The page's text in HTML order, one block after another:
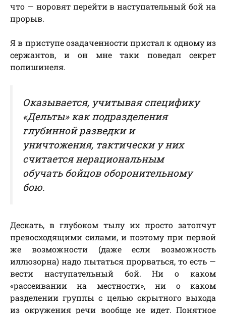
что — норовят перейти в наступательный бой на
прорыв.
Я в приступе озадаченности пристал к одному из
сержантов, и он мне таки поведал секрет
полишинеля.
Оказывается, учитывая специфику
«Дельты» как подразделения
глубинной разведки и
уничтожения, тактически у них
считается нерациональным
обучать бойцов оборонительному
бою.
Дескать, в глубоком тылу их просто затопчут
превосходящими силами, и поэтому при первой
же возможности (даже если возможность
иллюзорна) надо пытаться прорваться, то есть —
вести наступательный бой. Ни о каком
«рассеивании на местности», ни о каком
разделении группы с целью скрытного выхода
из окружения речи вообще не идет. Понятное